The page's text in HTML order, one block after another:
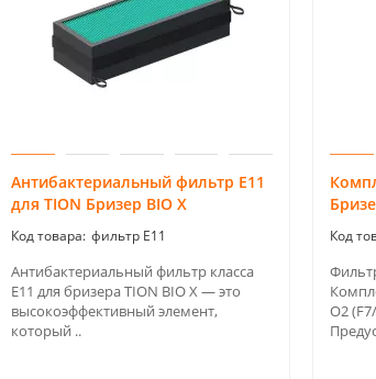
Антибактериальный фильтр Е11
для TION Бризер BIO X
фильтр Е11
Антибактериальный фильтр класса
E11 для бризера TION BIO X — это
высокоэффективный элемент,
который ..
O2